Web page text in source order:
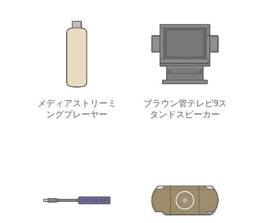
メディアストリーミ
ングプレーヤー
ブラウン管テレビ9ス
タンドスピーカー